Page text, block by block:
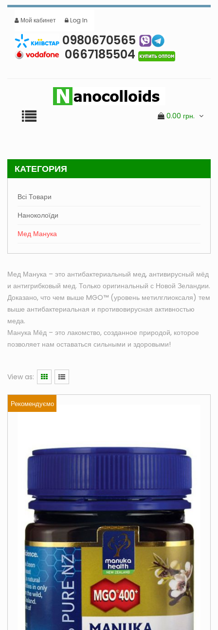
Мой кабинет Log In
0980670565
0667185504
0.00 грн.
КАТЕГОРИЯ
Всі Товари
Наноколоїди
Мед Манука
Мед Манука – это антибактериальный мед, антивирусный мёд
и антигрибковый мед. Только оригинальный с Новой Зеландии.
Доказано, что чем выше MGO™ (уровень метилглиоксаля) тем
выше антибактериальная и противовирусная активностью
меда.
Манука Мёд – это лакомство, созданное природой, которое
позволяет нам оставаться сильными и здоровыми!
View as:
Рекомендуємо